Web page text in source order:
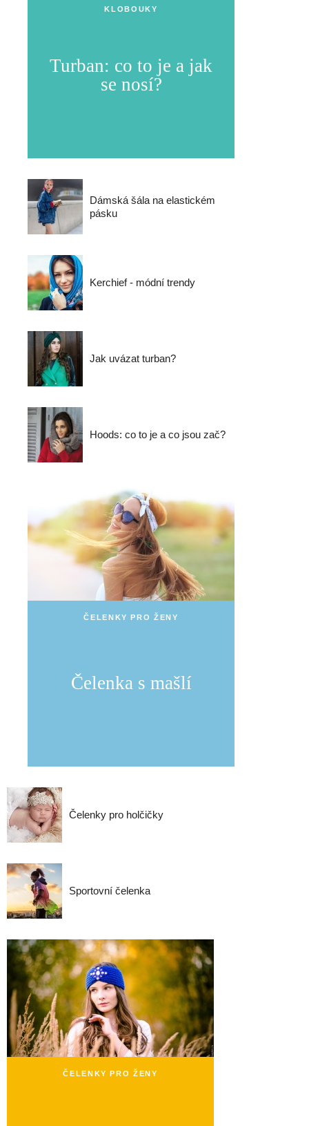
KLOBOUKY
Turban: co to je a jak
se nosí?
Dámská šála na elastickém
pásku
Kerchief - módní trendy
Jak uvázat turban?
Hoods: co to je a co jsou zač?
ČELENKY PRO ŽENY
Čelenka s mašlí
Čelenky pro holčičky
Sportovní čelenka
ČELENKY PRO ŽENY